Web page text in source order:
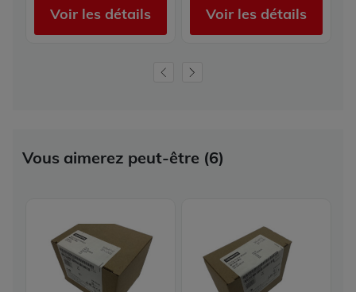
Voir les détails Voir les détails
Vous aimerez peut-être (6)